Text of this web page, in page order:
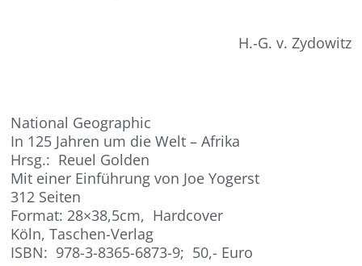
H.-G. v. Zydowitz
National Geographic
In 125 Jahren um die Welt – Afrika
Hrsg.: Reuel Golden
Mit einer Einführung von Joe Yogerst
312 Seiten
Format: 28×38,5cm, Hardcover
Köln, Taschen-Verlag
ISBN: 978-3-8365-6873-9; 50,- Euro